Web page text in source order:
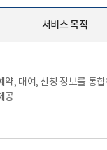
서비스 목적
약, 대여, 신청 정보를 통
공